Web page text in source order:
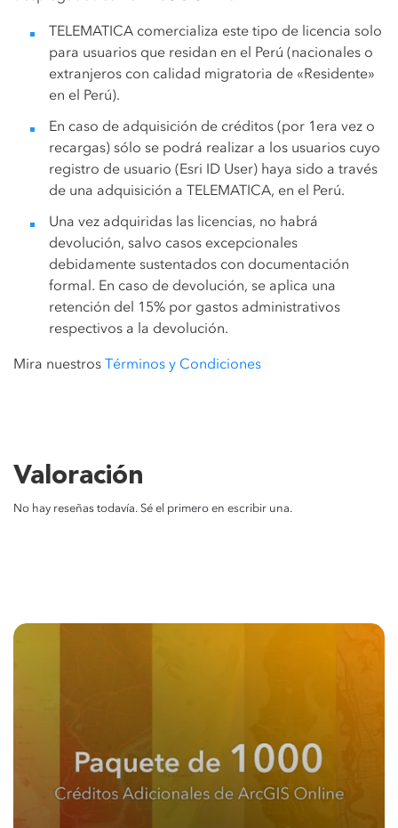
TELEMATICA comercializa este tipo de licencia solo
para usuarios que residan en el Perú (nacionales o
extranjeros con calidad migratoria de «Residente»
en el Perú).
En caso de adquisición de créditos (por 1era vez o
recargas) sólo se podrá realizar a los usuarios cuyo
registro de usuario (Esri ID User) haya sido a través
de una adquisición a TELEMATICA, en el Perú.
Una vez adquiridas las licencias, no habrá
devolución, salvo casos excepcionales
debidamente sustentados con documentación
formal. En caso de devolución, se aplica una
retención del 15% por gastos administrativos
respectivos a la devolución.
Mira nuestros Términos y Condiciones
Valoración
No hay reseñas todavía. Sé el primero en escribir una.